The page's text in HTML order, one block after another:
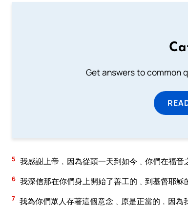
Get answers to common
5 我感謝上帝﹐因為從頭一天到如今﹑你們在福音
6 我深信那在你們身上開始了善工的﹑到基督耶穌
7 我為你們眾人存著這個意念﹑原是正當的﹐因